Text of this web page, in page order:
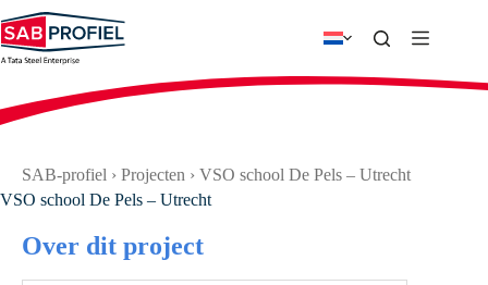
naar
de
inhoud
SAB-profiel › Projecten › VSO school De Pels – Utrecht
VSO school De Pels – Utrecht
Over dit project